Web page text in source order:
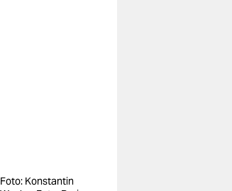
Foto: Konstantin